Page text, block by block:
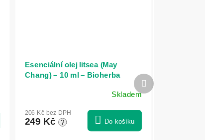
Esenciální olej litsea (May
Chang) – 10 ml – Bioherba
Skladem
206 Kč bez DPH
249 Kč ? Do košíku
Další
produkt